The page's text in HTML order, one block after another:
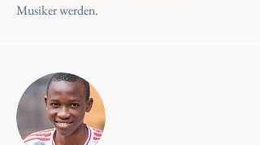
Musiker werden.